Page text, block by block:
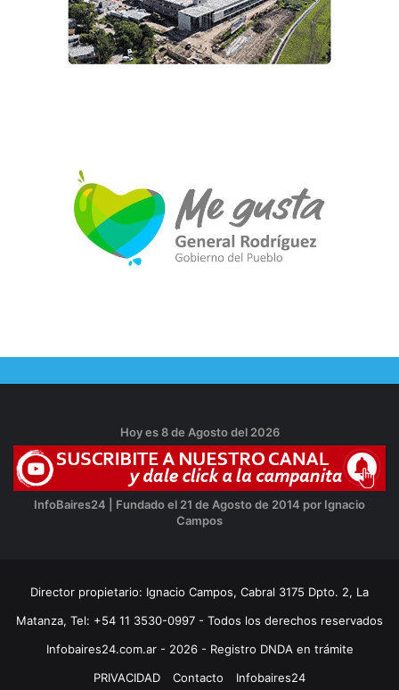
Hoy es 8 de Agosto del 2026
InfoBaires24 | Fundado el 21 de Agosto de 2014 por Ignacio
Campos
Director propietario: Ignacio Campos, Cabral 3175 Dpto. 2, La
Matanza, Tel: +54 11 3530-0997 - Todos los derechos reservados
Infobaires24.com.ar - 2026 - Registro DNDA en trámite
PRIVACIDAD
Contacto Infobaires24